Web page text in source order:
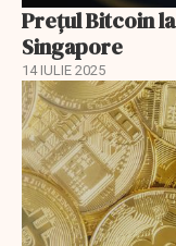
Prețul Bitcoin
Singapore
14 IULIE 2025